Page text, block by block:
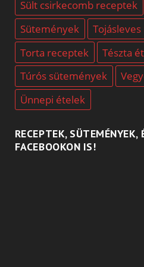
Sült csirkecomb receptek
Sütemények
Torta receptek
Tészta
Túrós sütemények
Ünnepi ételek
RECEPTEK, SÜTEMÉNYEK,
FACEBOOKON IS!